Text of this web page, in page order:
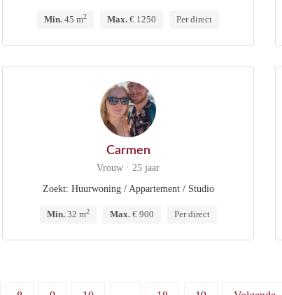
Min. 45 m2 Max. € 1250 Per direct
Carmen
Vrouw · 25 jaar
Zoekt: Huurwoning / Appartement / Studio
Min.32 m2 Max.€ 900 Per direct